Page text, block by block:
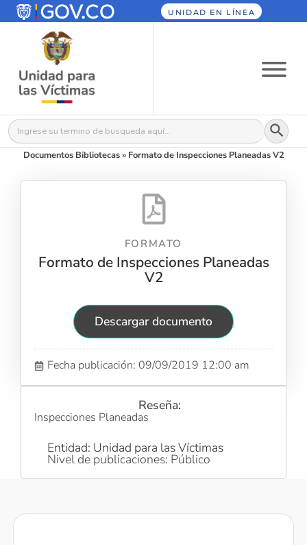
UNIDAD EN LÍNEA
Buscar: Botón
Documentos Bibliotecas» Formato de Inspecciones Planeadas V2
FORMATO
Formato de Inspecciones Planeadas
V2
Descargar documento
Fecha publicación: 09/09/2019 12:00 am
Reseña:
Inspecciones Planeadas
Entidad: Unidad para las Víctimas
Nivel de publicaciones: Público